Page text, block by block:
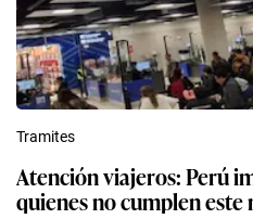
Tramites
Atención viajeros: Perú
quienes no cumplen